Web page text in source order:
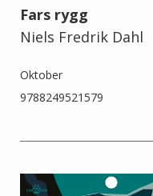
Fars rygg
Niels Fredrik Dahl
Oktober
9788249521579